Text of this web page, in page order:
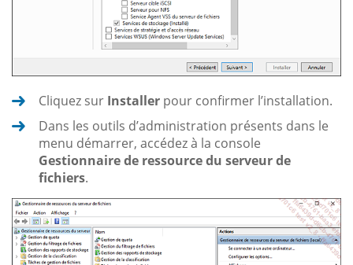
Cliquez sur Installer pour confirmer l’installation.
Dans les outils d’administration présents dans le
menu démarrer, accédez à la console
Gestionnaire de ressource du serveur de
fichiers.